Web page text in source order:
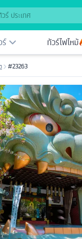
ร์ ทัวร์ไฟไหม้
#23263